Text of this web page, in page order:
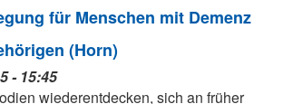
für Menschen mit Demenz
(Horn)
- 15:45
wiederentdecken, sich an früher